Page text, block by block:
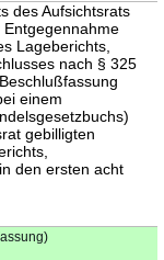
des Aufsichtsrats
Lageberichts,
nach § 325
einem
gebilligten
den ersten acht